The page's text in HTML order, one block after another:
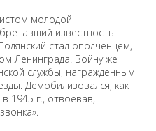
молодой
известность
стал ополченцем,
Ленинграда. Войну же
службы, награжденным
Демобилизовался, как
1945 г., отвоевав,